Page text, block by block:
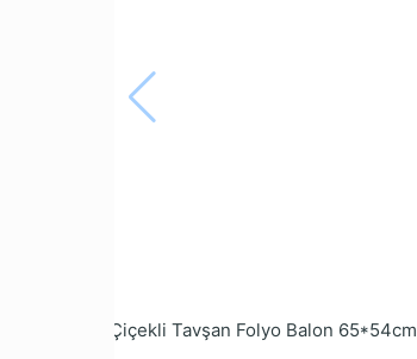
Çiçekli Tavşan Folyo Balon 65*54cm